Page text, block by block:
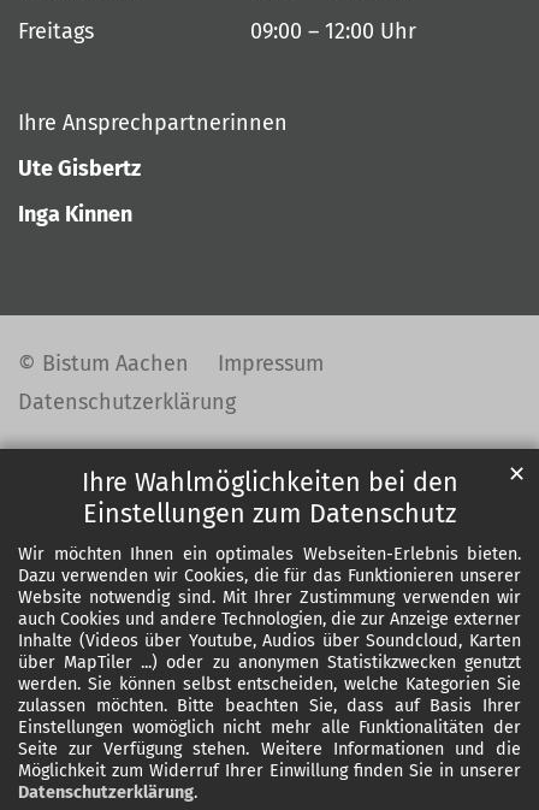
Ihre Wahlmöglichkeiten bei den
Einstellungen zum Datenschutz
Wir möchten Ihnen ein optimales Webseiten-Erlebnis bieten.
Dazu verwenden wir Cookies, die für das Funktionieren unserer
Website notwendig sind. Mit Ihrer Zustimmung verwenden wir
auch Cookies und andere Technologien, die zur Anzeige externer
Inhalte (Videos über Youtube, Audios über Soundcloud, Karten
über MapTiler ...) oder zu anonymen Statistikzwecken genutzt
werden. Sie können selbst entscheiden, welche Kategorien Sie
zulassen möchten. Bitte beachten Sie, dass auf Basis Ihrer
Einstellungen womöglich nicht mehr alle Funktionalitäten der
Seite zur Verfügung stehen. Weitere Informationen und die
Möglichkeit zum Widerruf Ihrer Einwillung finden Sie in unserer
Datenschutzerklärung.
✕
Freitags 09:00 – 12:00 Uhr
Ihre Ansprechpartnerinnen
Ute Gisbertz
Inga Kinnen
© Bistum Aachen
Impressum
Datenschutzerklärung